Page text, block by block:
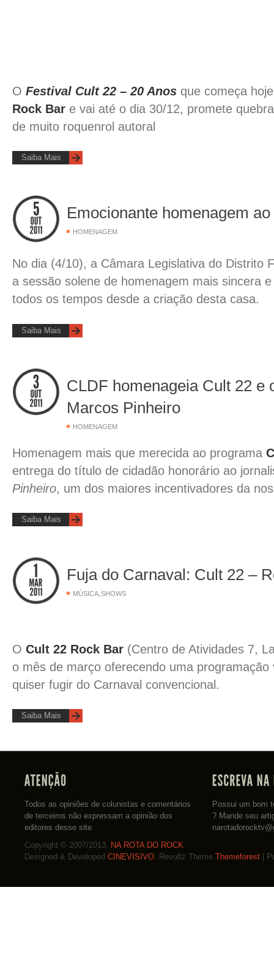
O Festival Cult 22 – 20 Anos que começa
Rock Bar e vai até o dia 30/12, promete
de muito roquenrol autoral
Saiba Mais
Emocionante homenagem
HOMENAGEM
No dia (4/10), a Câmara Legislativa do Distrito
a sessão solene de homenagem mais sincera
todos os tempos desde a criação desta casa.
Saiba Mais
CLDF homenageia Cult 22 e
Marcos Pinheiro
HOMENAGEM
Homenagem mais que merecida ao programa
entrega do título de cidadão honorário ao
Pinheiro, um dos maiores incentivadores da
Saiba Mais
Fuja do Carnaval: Cult 22 –
MÚSICA,SHOWS
O Cult 22 Rock Bar (Centro de Atividades 7,
o mês de março oferecendo uma programação
quiser fugir do Carnaval convencional.
Saiba Mais
Todos as opiniões de colunistas e comentários
de terceiros não expressam a opinião dos
editores desse site.
Possui um bom
? Mande seu
Copyright © 2007/2013, NA ROTA DO ROCK
Designed & Developed CINEVISIVO. Revoltz Theme Themeforest |